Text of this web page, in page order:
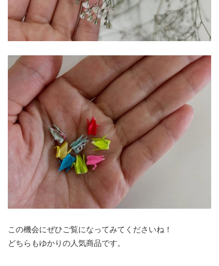
この機会にぜひご覧になってみてくださいね！
どちらもゆかりの人気商品です。